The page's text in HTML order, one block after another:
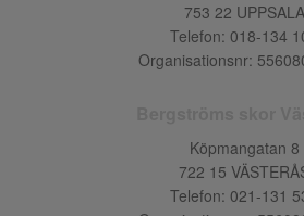
753 22 UPPSALA
Telefon: 018-134
Organisationsnr:
Köpmangatan 8
722 15
Telefon: 021-131